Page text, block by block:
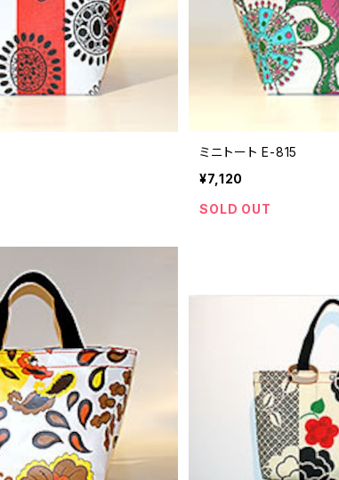
ミニトート E-815
¥7,120
SOLD OUT